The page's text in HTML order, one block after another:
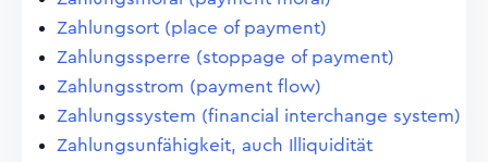
Zahlungsort (place of payment)
Zahlungssperre (stoppage of payment)
Zahlungsstrom (payment flow)
Zahlungssystem (financial interchange system)
Zahlungsunfähigkeit, auch Illiquidität